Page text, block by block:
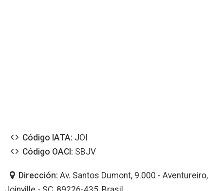
Código IATA: JOI
Código OACI: SBJV
Dirección: Av. Santos Dumont, 9.000 - Aventureiro,